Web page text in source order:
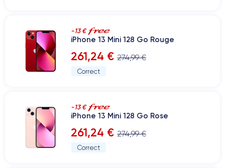
-13 €
iPhone 13 Mini 128 Go Rouge
261,24 € 274,99 €
Correct
-13 €
iPhone 13 Mini 128 Go Rose
261,24 € 274,99 €
Correct